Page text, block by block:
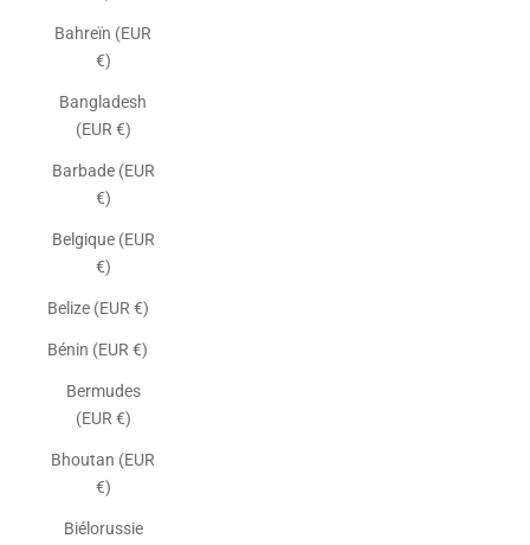
Bahreïn (EUR
€)
Bangladesh
(EUR €)
Barbade (EUR
€)
Belgique (EUR
€)
Belize (EUR €)
Bénin (EUR €)
Bermudes
(EUR €)
Bhoutan (EUR
€)
Biélorussie